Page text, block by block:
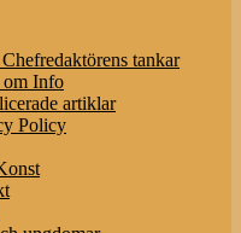
tankar
om Info
artiklar
Policy